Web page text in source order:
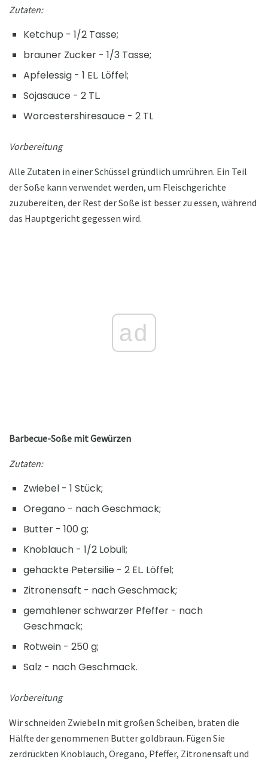
Zutaten:
Ketchup - 1/2 Tasse;
brauner Zucker - 1/3 Tasse;
Apfelessig - 1 EL. Löffel;
Sojasauce - 2 TL.
Worcestershiresauce - 2 TL
Vorbereitung
Alle Zutaten in einer Schüssel gründlich umrühren. Ein Teil
der Soße kann verwendet werden, um Fleischgerichte
zuzubereiten, der Rest der Soße ist besser zu essen, während
das Hauptgericht gegessen wird.
ad
Barbecue-Soße mit Gewürzen
Zutaten:
Zwiebel - 1 Stück;
Oregano - nach Geschmack;
Butter - 100 g;
Knoblauch - 1/2 Lobuli;
gehackte Petersilie - 2 EL. Löffel;
Zitronensaft - nach Geschmack;
gemahlener schwarzer Pfeffer - nach
Geschmack;
Rotwein - 250 g;
Salz - nach Geschmack.
Vorbereitung
Wir schneiden Zwiebeln mit großen Scheiben, braten die
Hälfte der genommenen Butter goldbraun. Fügen Sie
zerdrückten Knoblauch, Oregano, Pfeffer, Zitronensaft und